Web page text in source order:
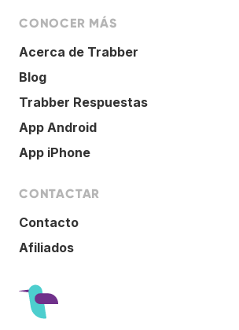
CONOCER MÁS
Acerca de Trabber
Blog
Trabber Respuestas
App Android
App iPhone
CONTACTAR
Contacto
Afiliados